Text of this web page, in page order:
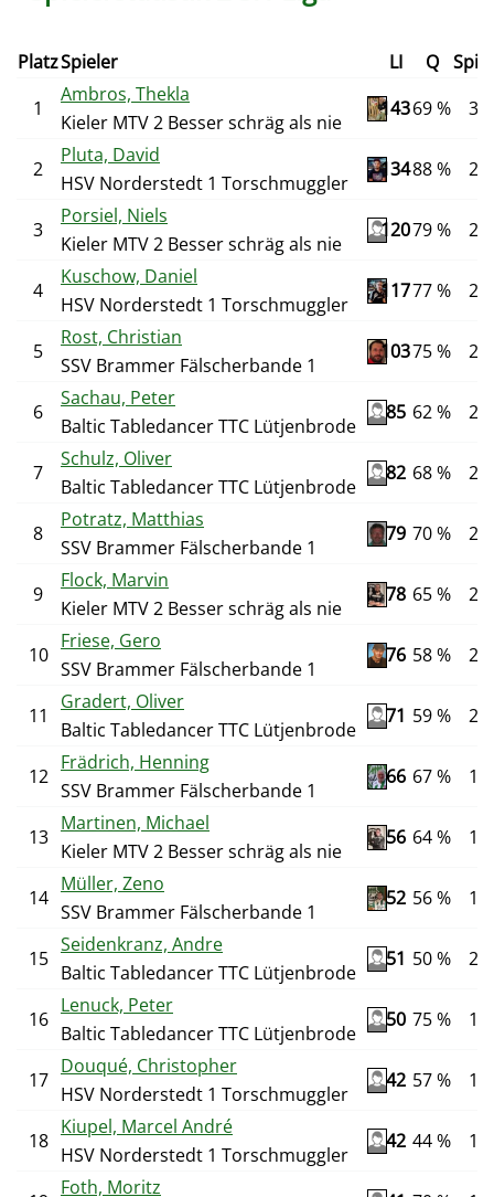
PlatzSpieler LI Q
1
Ambros, Thekla
Kieler MTV 2 Besser schräg als nie
14369 % 36
2
Pluta, David
HSV Norderstedt 1 Torschmuggler
13488 % 24
3
Porsiel, Niels
Kieler MTV 2 Besser schräg als nie
12079 % 24
4
Kuschow, Daniel
HSV Norderstedt 1 Torschmuggler
11777 % 26
5
Rost, Christian
SSV Brammer Fälscherbande 1
10375 % 24
6
Sachau, Peter
Baltic Tabledancer TTC Lütjenbrode
85 62 % 26
7
Schulz, Oliver
Baltic Tabledancer TTC Lütjenbrode
82 68 % 22
8
Potratz, Matthias
SSV Brammer Fälscherbande 1
79 70 % 20
9
Flock, Marvin
Kieler MTV 2 Besser schräg als nie
78 65 % 20
10
Friese, Gero
SSV Brammer Fälscherbande 1
76 58 % 24
11
Gradert, Oliver
Baltic Tabledancer TTC Lütjenbrode
71 59 % 22
12
Frädrich, Henning
SSV Brammer Fälscherbande 1
66 67 % 18
13
Martinen, Michael
Kieler MTV 2 Besser schräg als nie
56 64 % 14
14
Müller, Zeno
SSV Brammer Fälscherbande 1
52 56 % 18
15
Seidenkranz, Andre
Baltic Tabledancer TTC Lütjenbrode
51 50 % 20
16
Lenuck, Peter
Baltic Tabledancer TTC Lütjenbrode
50 75 % 12
17
Douqué, Christopher
HSV Norderstedt 1 Torschmuggler
42 57 % 14
18
Kiupel, Marcel André
HSV Norderstedt 1 Torschmuggler
42 44 % 18
Foth, Moritz